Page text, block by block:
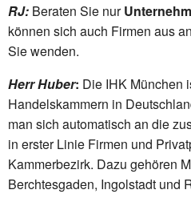
RJ: Beraten Sie nur
können sich auch Firmen aus
Sie wenden.
Herr Huber: Die IHK München
Handelskammern in
man sich automatisch an die
in erster Linie Firmen und
Kammerbezirk. Dazu gehören
Berchtesgaden, Ingolstadt und